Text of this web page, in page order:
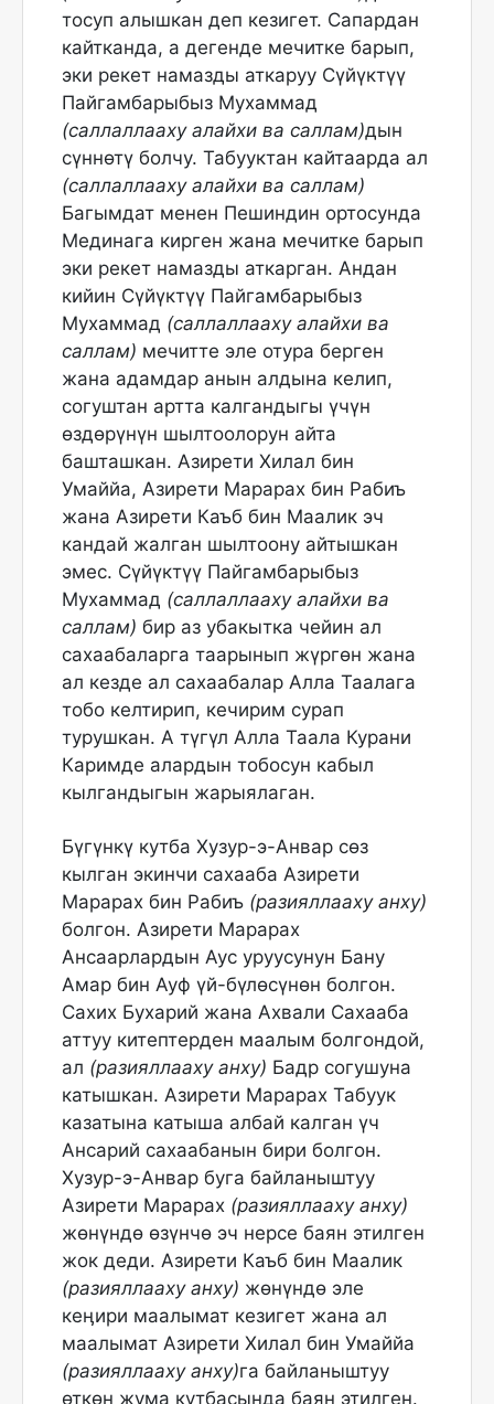
тосуп алышкан деп кезигет. Сапардан
кайтканда, а дегенде мечитке барып,
эки рекет намазды аткаруу Сүйүктүү
Пайгамбарыбыз Мухаммад
(саллаллааху алайхи ва саллам)дын
сүннөтү болчу. Табууктан кайтаарда ал
(саллаллааху алайхи ва саллам)
Багымдат менен Пешиндин ортосунда
Мединага кирген жана мечитке барып
эки рекет намазды аткарган. Андан
кийин Сүйүктүү Пайгамбарыбыз
Мухаммад (саллаллааху алайхи ва
саллам) мечитте эле отура берген
жана адамдар анын алдына келип,
согуштан артта калгандыгы үчүн
өздөрүнүн шылтоолорун айта
башташкан. Азирети Хилал бин
Умаййа, Азирети Марарах бин Рабиъ
жана Азирети Каъб бин Маалик эч
кандай жалган шылтоону айтышкан
эмес. Сүйүктүү Пайгамбарыбыз
Мухаммад (саллаллааху алайхи ва
саллам) бир аз убакытка чейин ал
сахаабаларга таарынып жүргөн жана
ал кезде ал сахаабалар Алла Таалага
тобо келтирип, кечирим сурап
турушкан. А түгүл Алла Таала Курани
Каримде алардын тобосун кабыл
кылгандыгын жарыялаган.
Бүгүнкү кутба Хузур-э-Анвар сөз
кылган экинчи сахааба Азирети
Марарах бин Рабиъ (разияллааху анху)
болгон. Азирети Марарах
Ансаарлардын Аус уруусунун Бану
Амар бин Ауф үй-бүлөсүнөн болгон.
Сахих Бухарий жана Ахвали Сахааба
аттуу китептерден маалым болгондой,
ал (разияллааху анху) Бадр согушуна
катышкан. Азирети Марарах Табуук
казатына катыша албай калган үч
Ансарий сахаабанын бири болгон.
Хузур-э-Анвар буга байланыштуу
Азирети Марарах (разияллааху анху)
жөнүндө өзүнчө эч нерсе баян этилген
жок деди. Азирети Каъб бин Маалик
(разияллааху анху) жөнүндө эле
кеӊири маалымат кезигет жана ал
маалымат Азирети Хилал бин Умаййа
(разияллааху анху)га байланыштуу
өткөн жума кутбасында баян этилген.